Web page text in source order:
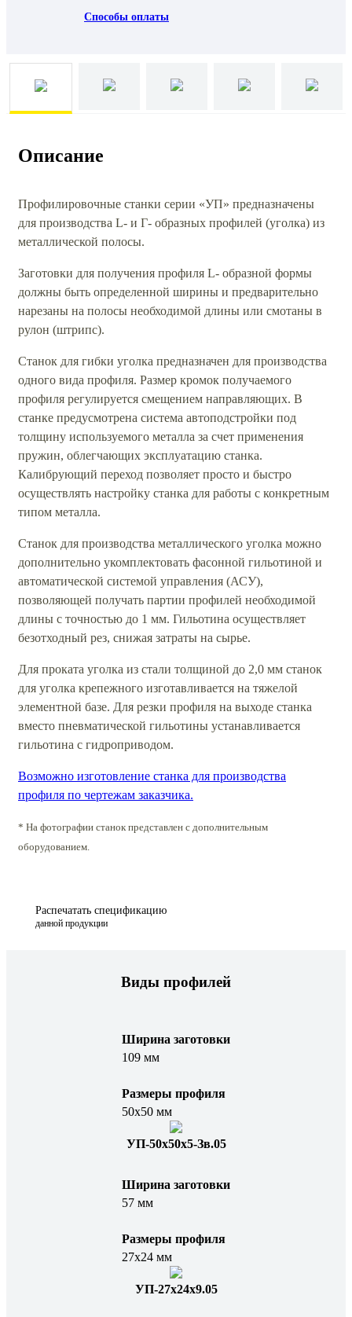
Способы оплаты
Описание
Профилировочные станки серии «УП» предназначены
для производства L- и Г- образных профилей (уголка) из
металлической полосы.
Заготовки для получения профиля L- образной формы
должны быть определенной ширины и предварительно
нарезаны на полосы необходимой длины или смотаны в
рулон (штрипс).
Станок для гибки уголка предназначен для производства
одного вида профиля. Размер кромок получаемого
профиля регулируется смещением направляющих. В
станке предусмотрена система автоподстройки под
толщину используемого металла за счет применения
пружин, облегчающих эксплуатацию станка.
Калибрующий переход позволяет просто и быстро
осуществлять настройку станка для работы с конкретным
типом металла.
Станок для производства металлического уголка можно
дополнительно укомплектовать фасонной гильотиной и
автоматической системой управления (АСУ),
позволяющей получать партии профилей необходимой
длины с точностью до 1 мм. Гильотина осуществляет
безотходный рез, снижая затраты на сырье.
Для проката уголка из стали толщиной до 2,0 мм станок
для уголка крепежного изготавливается на тяжелой
элементной базе. Для резки профиля на выходе станка
вместо пневматической гильотины устанавливается
гильотина с гидроприводом.
Возможно изготовление станка для производства
профиля по чертежам заказчика.
* На фотографии станок представлен с дополнительным
оборудованием.
Распечатать спецификацию
данной продукции
Виды профилей
Ширина заготовки
109 мм
Размеры профиля
50х50 мм
УП-50х50х5-Зв.05
Ширина заготовки
57 мм
Размеры профиля
27х24 мм
УП-27x24x9.05